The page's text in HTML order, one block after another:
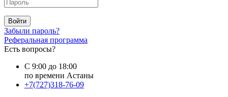
Войти
Забыли пароль?
Реферальная программа
Есть вопросы?
С 9:00 до 18:00
по времени Астаны
+7(727)318-76-09